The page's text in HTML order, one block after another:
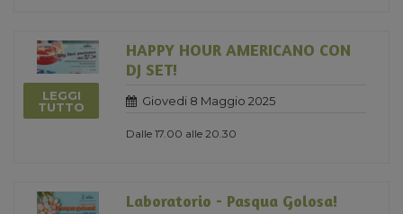
LEGGI
TUTTO
HAPPY HOUR AMERICANO CON
DJ SET!
Giovedi 8 Maggio 2025
Dalle 17.00 alle 20.30
Laboratorio - Pasqua Golosa!